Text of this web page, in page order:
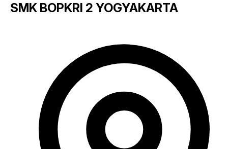
SMK BOPKRI 2 YOGYAKARTA